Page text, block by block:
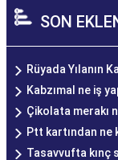
SON
Rüyada Yılanın
Kabzımal ne iş
Çikolata merakı
Ptt kartından ne
Tasavvufta kınç